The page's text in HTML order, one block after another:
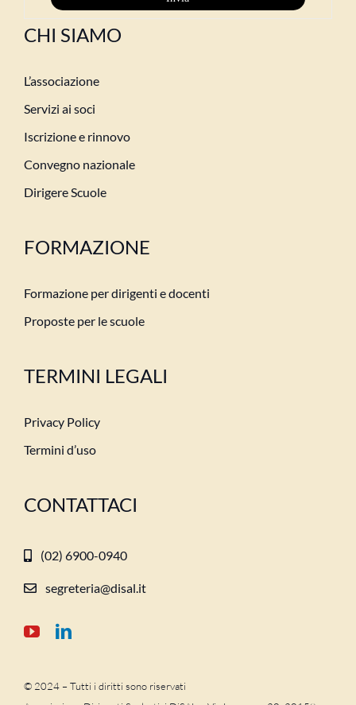
CHI SIAMO
L’associazione
Servizi ai soci
Iscrizione e rinnovo
Convegno nazionale
Dirigere Scuole
FORMAZIONE
Formazione per dirigenti e docenti
Proposte per le scuole
TERMINI LEGALI
Privacy Policy
Termini d’uso
CONTATTACI
(02) 6900-0940
segreteria@disal.it
© 2024 – Tutti i diritti sono riservati